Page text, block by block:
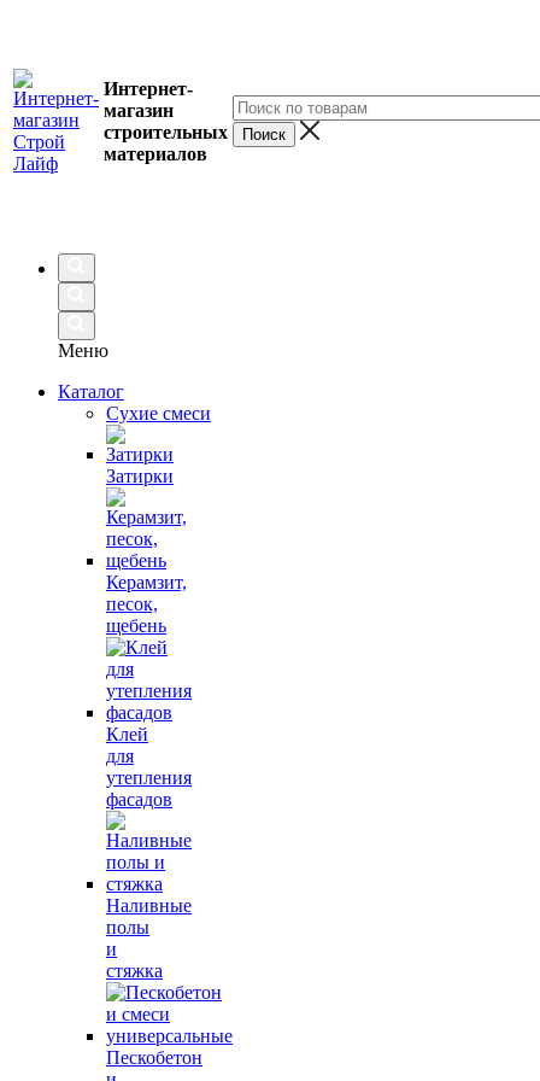
Интернет-
магазин
строительных
материалов
Меню
Каталог
Сухие смеси
Затирки
Керамзит,
песок,
щебень
Клей
для
утепления
фасадов
Наливные
полы
и
стяжка
Пескобетон